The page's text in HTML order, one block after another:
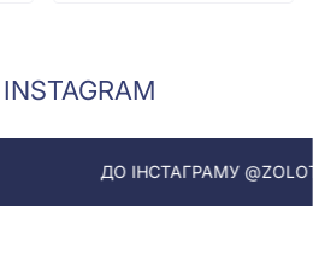
ДО ІНСТАГРАМУ